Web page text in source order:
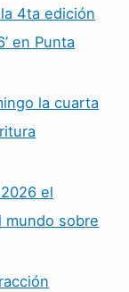
4ta edición
en Punta
la cuarta
el
mundo sobre